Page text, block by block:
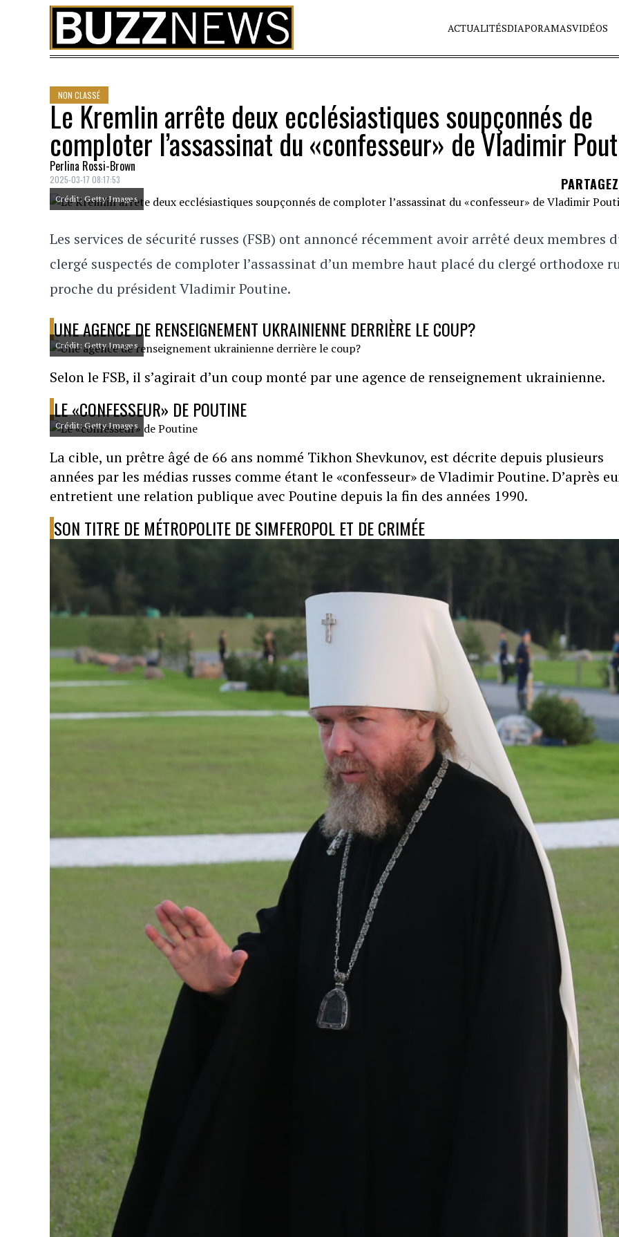
Skip to content
ACTUALITÉSDIAPORAMASVIDÉOS
NON CLASSÉ
Le Kremlin arrête deux ecclésiastiques soupçonnés de
comploter l’assassinat du «confesseur» de Vladimir
Perlina Rossi-Brown
2025-03-17 08:17:53 PARTAGEZ
Crédit: Getty Images
Les services de sécurité russes (FSB) ont annoncé récemment avoir arrêté deux membres
clergé suspectés de comploter l’assassinat d’un membre haut placé du clergé orthodoxe
proche du président Vladimir Poutine.
UNE AGENCE DE RENSEIGNEMENT UKRAINIENNE DERRIÈRE LE COUP?
Crédit: Getty Images
Selon le FSB, il s’agirait d’un coup monté par une agence de renseignement ukrainienne.
LE «CONFESSEUR» DE POUTINE
Crédit: Getty Images
La cible, un prêtre âgé de 66 ans nommé Tikhon Shevkunov, est décrite depuis plusieurs
années par les médias russes comme étant le «confesseur» de Vladimir Poutine. D’après
entretient une relation publique avec Poutine depuis la fin des années 1990.
SON TITRE DE MÉTROPOLITE DE SIMFEROPOL ET DE CRIMÉE